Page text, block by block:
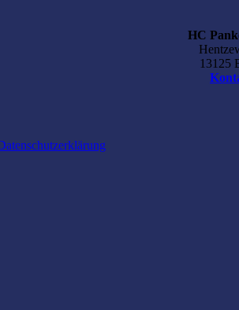
HC
13125